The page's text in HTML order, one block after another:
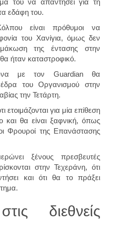
εδάφη του.
είναι πρόθυμοι να
του Χανίγια, όμως δεν
της έντασης στην
θα ήταν καταστροφικό.
με τον Guardian θα
του Οργανισμού στην
την Τετάρτη.
ετοιμάζονται για μία επίθεση
και θα είναι ξαφνική, όπως
Φρουροί της Επανάστασης
ξένους πρεσβευτές
στην Τεχεράνη, ότι
και ότι θα το πράξει
διεθνείς